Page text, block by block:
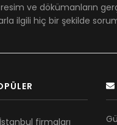
ve dökümanların
ilgili hiç bir şekilde
İstanbul firmaları